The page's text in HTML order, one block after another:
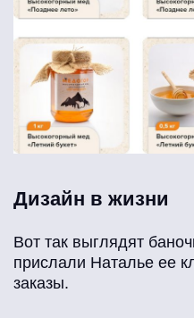
Дизайн в жизни
Вот так выглядят
прислали Наталье ее
заказы.